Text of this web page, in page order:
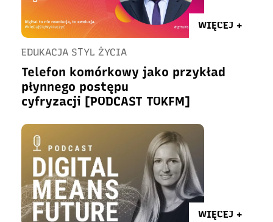
WIĘCEJ +
EDUKACJA STYL ŻYCIA
Telefon komórkowy jako przykład
płynnego postępu
cyfryzacji [PODCAST TOKFM]
WIĘCEJ +